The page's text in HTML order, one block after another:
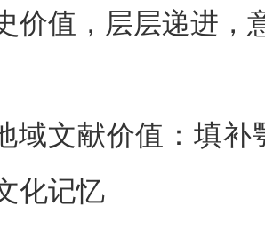
价值，层层递进，
域文献价值：填
化记忆